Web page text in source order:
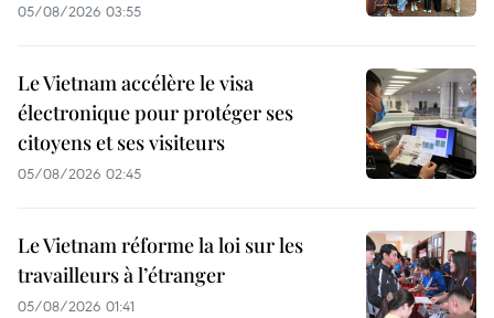
05/08/2026 03:55
Le Vietnam accélère le visa
électronique pour protéger ses
citoyens et ses visiteurs
05/08/2026 02:45
Le Vietnam réforme la loi sur les
travailleurs à l’étranger
05/08/2026 01:41